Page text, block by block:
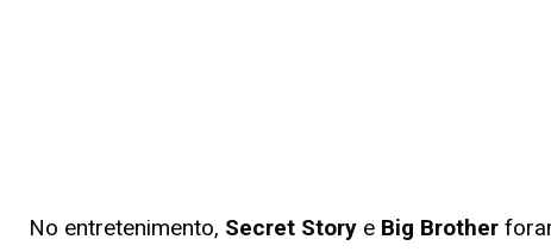
No entretenimento, Secret Story e Big Brother